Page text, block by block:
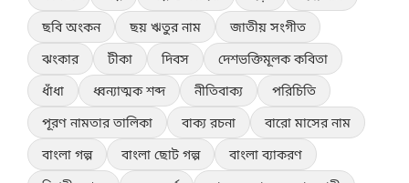
ছবি অংকন
ছয় ঋতুর নাম
জাতীয় সংগীত
ঝংকার
টীকা দিবস
দেশভক্তিমূলক কবিতা
ধাঁধা
ধ্বন্যাত্মক শব্দ নীতিবাক্য
পরিচিতি
পূরণ নামতার তালিকা
বাক্য রচনা
বারো মাসের নাম
বাংলা গল্প
বাংলা ছোট গল্প
বাংলা ব্যাকরণ